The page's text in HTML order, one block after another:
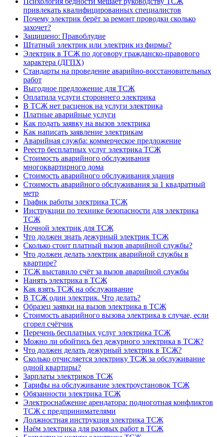
привлекать квалифицированных специалистов
Почему электрик берёт за ремонт проводки сколько
захочет?
Защищено: Правоблудие
Штатный электрик или электрик из фирмы?
Электрик в ТСЖ по договору гражданско-правового
характера (ДГПХ)
Стандарты на проведение аварийно-восстановительных
работ
Выгодное предложение для ТСЖ
Оплатила услуги стороннего электрика
В ТСЖ нет расценок на услуги электрика
Платные аварийные услуги
Как подать заявку на вызов электрика
Как написать заявление электрикам
Аварийная служба: коммерческое предложение
Реестр бесплатных услуг электрика ТСЖ
Стоимость аварийного обслуживания
многоквартирного дома
Стоимость аварийного обслуживания здания
Стоимость аварийного обслуживания за 1 квадратный
метр
График работы электрика ТСЖ
Инструкции по технике безопасности для электрика
ТСЖ
Ночной электрик для ТСЖ
Что должен знать дежурный электрик ТСЖ
Сколько стоит платный вызов аварийной службы?
Что должен делать электрик аварийной службы в
квартире?
ТСЖ выставило счёт за вызов аварийной службы
Нанять электрика в ТСЖ
Как взять ТСЖ на обслуживание
В ТСЖ один электрик. Что делать?
Образец заявки на вызов электрика в ТСЖ
Стоимость аварийного вызова электрика в случае, если
сгорел счётчик
Перечень бесплатных услуг электрика ТСЖ
Можно ли обойтись без дежурного электрика в ТСЖ?
Что должен делать дежурный электрик в ТСЖ?
Сколько отчисляется электрику ТСЖ за обслуживание
одной квартиры?
Зарплаты электриков ТСЖ
Тарифы на обслуживание электроустановок ТСЖ
Обязанности электрика ТСЖ
Электроснабжение арендатора: подноготная конфликтов
ТСЖ с предпринимателями
Должностная инструкция электрика ТСЖ
Наём электрика для разовых работ в ТСЖ